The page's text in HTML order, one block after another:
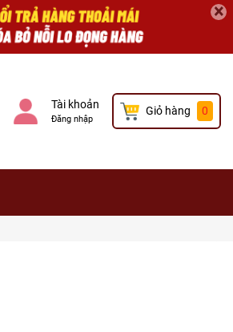
×
Tài khoản
Đăng nhập
Giỏ hàng 0